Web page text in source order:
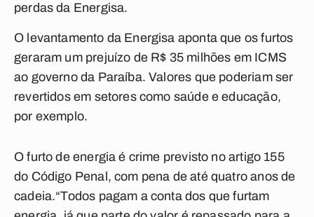
perdas da Energisa.
O levantamento da Energisa aponta que os furtos
geraram um prejuízo de R$ 35 milhões em ICMS
ao governo da Paraíba. Valores que poderiam ser
revertidos em setores como saúde e educação,
por exemplo.
O furto de energia é crime previsto no artigo 155
do Código Penal, com pena de até quatro anos de
cadeia.“Todos pagam a conta dos que furtam